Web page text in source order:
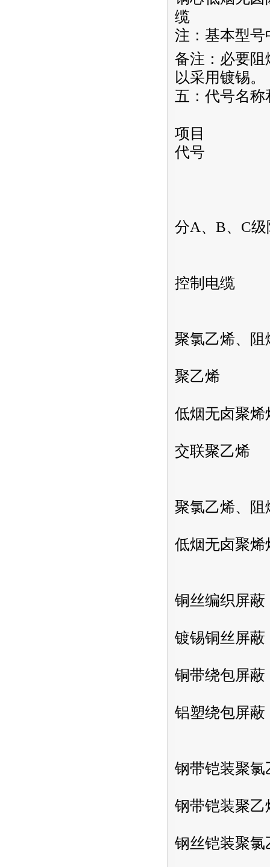
缆
注：基本型
备注：必要阻
以采用镀锡。
五：代号名称
项目
代号
分A、B、C级
控制电缆
聚氯乙烯、阻
聚乙烯
低烟无卤聚烯
交联聚乙烯
聚氯乙烯、阻
低烟无卤聚烯
铜丝编织屏蔽
镀锡铜丝屏蔽
铜带绕包屏蔽
铝塑绕包屏蔽
钢带铠装聚氯
钢带铠装聚乙
钢丝铠装聚氯